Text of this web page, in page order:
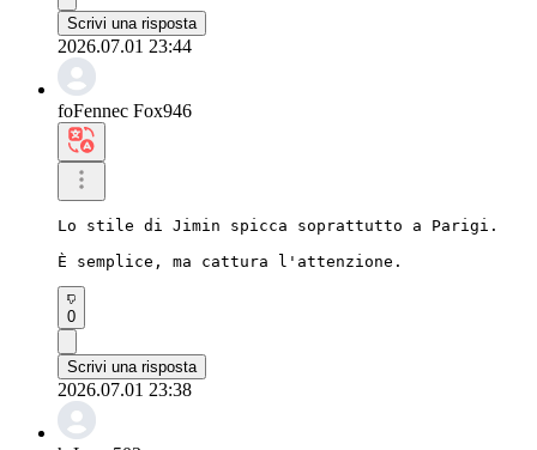
Scrivi una risposta
2026.07.01 23:44
foFennec Fox946
Lo stile di Jimin spicca soprattutto a Parigi.
È semplice, ma cattura l'attenzione.
0
Scrivi una risposta
2026.07.01 23:38